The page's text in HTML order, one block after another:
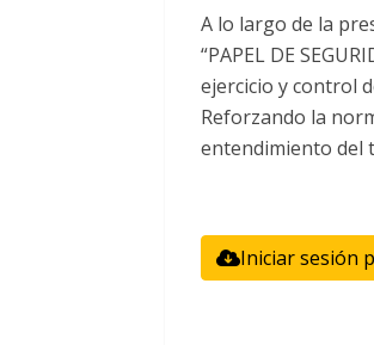
A lo largo de la
“PAPEL DE
ejercicio y control
Reforzando la
entendimiento del
Iniciar sesión